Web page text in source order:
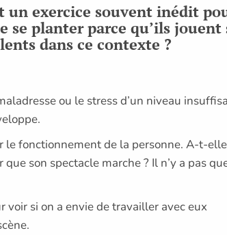
exercice souvent inédit
se planter parce qu’ils jouent
dans ce contexte ?
ou le stress d’un niveau
le fonctionnement de la personne. A-t-
son spectacle marche ? Il n’y a pas
voir si on a envie de travailler avec eux